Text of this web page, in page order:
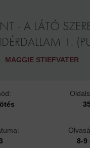
- A LÁTÓ
1.
MAGGIE STIEFVATER
8-9